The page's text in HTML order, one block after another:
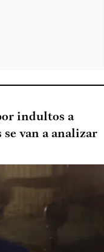
indultos a
van a analizar